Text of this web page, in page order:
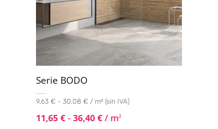
Serie BODO
9,63 € - 30,08 € / m² (sin IVA)
11,65 € - 36,40 € / m2